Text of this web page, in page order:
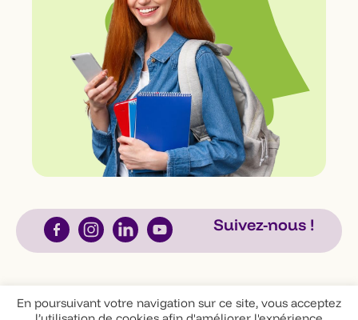
Suivez-nous !
En poursuivant votre navigation sur ce site, vous acceptez